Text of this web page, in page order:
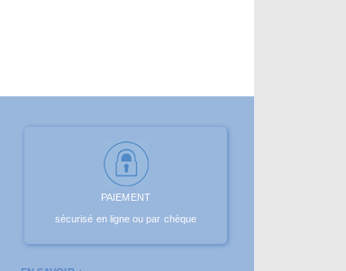
PAIEMENT
sécurisé en ligne ou par chèque